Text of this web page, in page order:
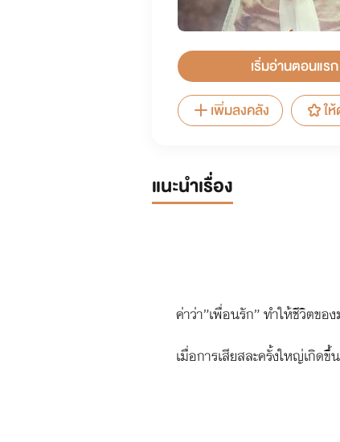
เริ่มอ่านตอนแรก
เพิ่มลงคลัง
ใ
แนะนำเรื่อง
ค่าว่า”เพื่อนรัก” ทำให้ชีวิตข
เมื่อการเสียสละครั้งใหญ่เกิด
ยี่สิบปีที่ล่วงเลย ความรักของ